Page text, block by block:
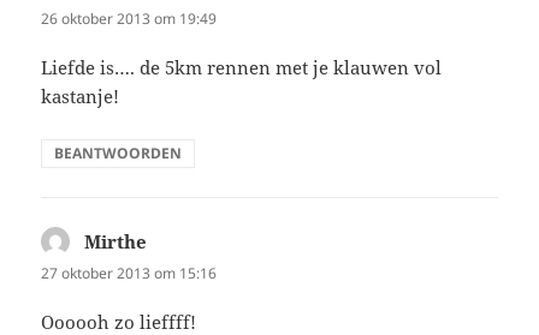
26 oktober 2013 om 19:49
Liefde is…. de 5km rennen met je klauwen vol
kastanje!
BEANTWOORDEN
Mirthe
27 oktober 2013 om 15:16
Oooooh zo lieffff!